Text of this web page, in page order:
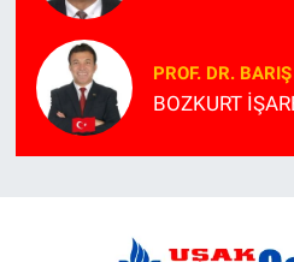
PROF. DR.
BOZKURT